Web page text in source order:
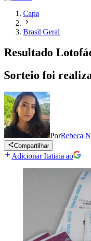
Capa
Brasil Geral
Resultado
Sorteio foi
PorRebeca
Compartilhar
Adicionar Itatiaia ao